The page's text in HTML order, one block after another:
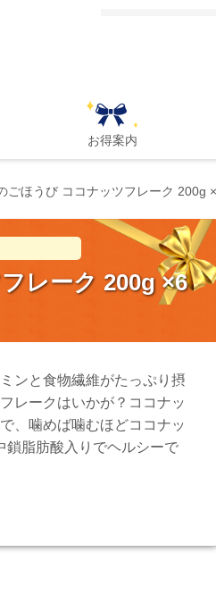
お得案内
ごほうび ココナッツフレーク 200g
レーク 200g ×6
ンと食物繊維がたっぷり摂
レークはいかが？ココナッ
、噛めば噛むほどココナッ
鎖脂肪酸入りでヘルシーで